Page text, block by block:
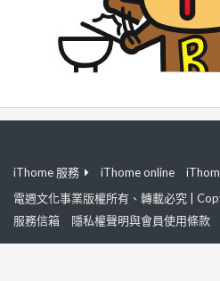
iThome 服務 iThome online
電週文化事業版權所有、轉載必究 |
服務信箱
隱私權聲明與會員使用條款